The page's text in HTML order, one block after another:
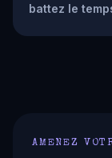
battez le
AMENEZ